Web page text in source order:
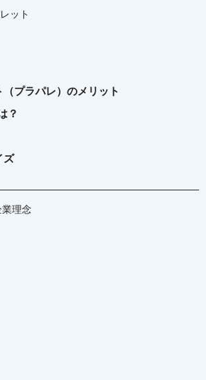
ット
プラパレ）のメリット
？
ズ
業理念